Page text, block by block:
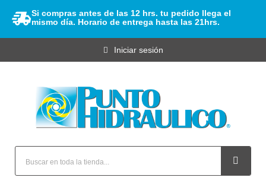
Si compras antes de las 12 hrs. tu pedido llega el
mismo día. Horario de entrega hasta las 21hrs.
Iniciar sesión